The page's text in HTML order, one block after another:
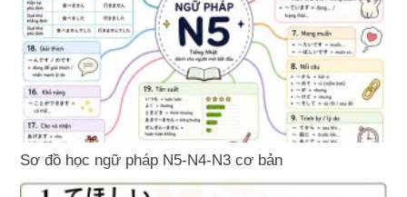
Sơ đồ học ngữ pháp N5-N4-N3 cơ bản